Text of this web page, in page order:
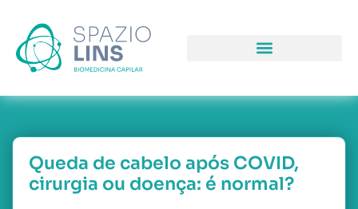
Queda de cabelo após COVID,
cirurgia ou doença: é normal?